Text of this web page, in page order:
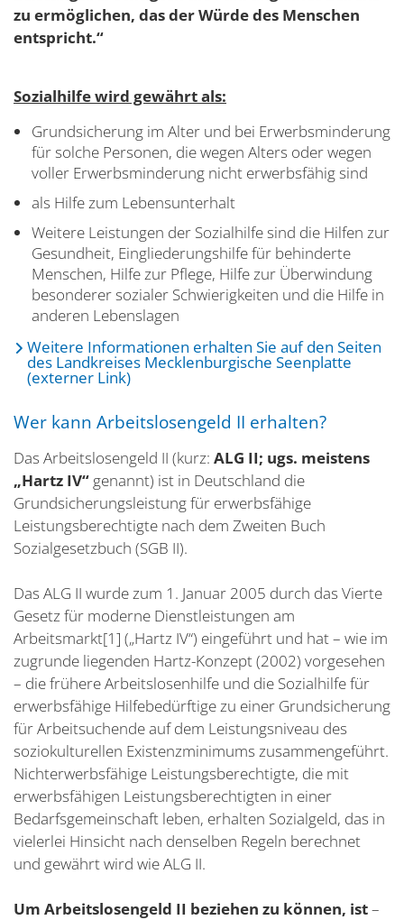
zu ermöglichen, das der Würde des Menschen
entspricht.“
Sozialhilfe wird gewährt als:
Grundsicherung im Alter und bei Erwerbsminderung
für solche Personen, die wegen Alters oder wegen
voller Erwerbsminderung nicht erwerbsfähig sind
als Hilfe zum Lebensunterhalt
Weitere Leistungen der Sozialhilfe sind die Hilfen zur
Gesundheit, Eingliederungshilfe für behinderte
Menschen, Hilfe zur Pflege, Hilfe zur Überwindung
besonderer sozialer Schwierigkeiten und die Hilfe in
anderen Lebenslagen
Weitere Informationen erhalten Sie auf den Seiten
des Landkreises Mecklenburgische Seenplatte
(externer Link)
Wer kann Arbeitslosengeld II erhalten?
Das Arbeitslosengeld II (kurz: ALG II; ugs. meistens
„Hartz IV“ genannt) ist in Deutschland die
Grundsicherungsleistung für erwerbsfähige
Leistungsberechtigte nach dem Zweiten Buch
Sozialgesetzbuch (SGB II).
Das ALG II wurde zum 1. Januar 2005 durch das Vierte
Gesetz für moderne Dienstleistungen am
Arbeitsmarkt[1] („Hartz IV“) eingeführt und hat – wie im
zugrunde liegenden Hartz-Konzept (2002) vorgesehen
– die frühere Arbeitslosenhilfe und die Sozialhilfe für
erwerbsfähige Hilfebedürftige zu einer Grundsicherung
für Arbeitsuchende auf dem Leistungsniveau des
soziokulturellen Existenzminimums zusammengeführt.
Nichterwerbsfähige Leistungsberechtigte, die mit
erwerbsfähigen Leistungsberechtigten in einer
Bedarfsgemeinschaft leben, erhalten Sozialgeld, das in
vielerlei Hinsicht nach denselben Regeln berechnet
und gewährt wird wie ALG II.
Um Arbeitslosengeld II beziehen zu können, ist–